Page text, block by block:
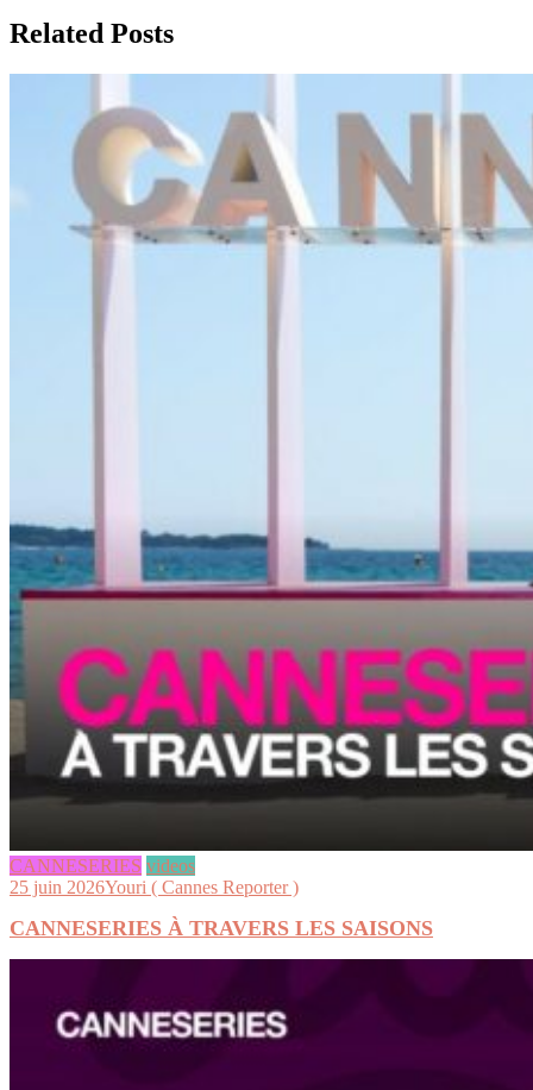
Related Posts
CANNESERIES videos
25 juin 2026Youri ( Cannes Reporter )
CANNESERIES À TRAVERS LES SAISONS